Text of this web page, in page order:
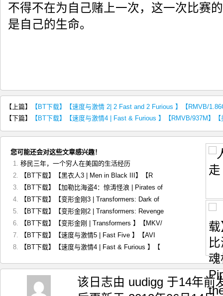
不得不在为自己赌上一次，这一次比赛
是自己的生命。
【上篇】
【BT下载】【速度与激情 2| 2 Fast and 2 Furious 】【RMVB/
【下篇】
【BT下载】【速度与激情4 | Fast & Furious 】【RMVB/937M】
您可能还会对这些文章感兴趣！
移民三年，一个穷人在美国的生活经历
【BT下载】【黑衣人3 | Men in Black III】【R
【BT下载】【加勒比海盗4：惊涛怪浪 | Pirates of
【BT下载】【变形金刚3 | Transformers: Dark of
【BT下载】【变形金刚2 | Transformers: Revenge
【BT下载】【变形金刚 | Transformers 】【MKV/
【BT下载】【速度与激情5 | Fast Five 】【AVI
【BT下载】【速度与激情4 | Fast & Furious 】【
该日志由 uudigg 于14年前